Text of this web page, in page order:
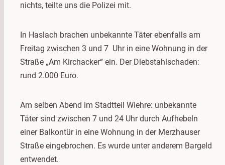
nichts, teilte uns die Polizei mit.
In Haslach brachen unbekannte Täter ebenfalls am
Freitag zwischen 3 und 7 Uhr in eine Wohnung in der
Straße „Am Kirchacker“ ein. Der Diebstahlschaden:
rund 2.000 Euro.
Am selben Abend im Stadtteil Wiehre: unbekannte
Täter sind zwischen 7 und 24 Uhr durch Aufhebeln
einer Balkontür in eine Wohnung in der Merzhauser
Straße eingebrochen. Es wurde unter anderem Bargeld
entwendet.